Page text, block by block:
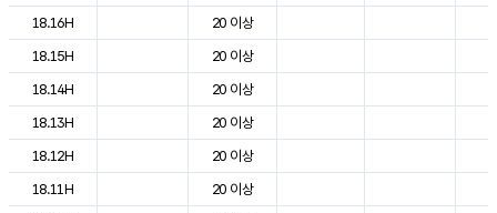
18.16H
20 이상
18.15H
20 이상
18.14H
20 이상
18.13H
20 이상
18.12H
20 이상
18.11H
20 이상